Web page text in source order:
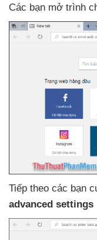
Các bạn mở trình
Tiếp theo các bạn
advanced settings